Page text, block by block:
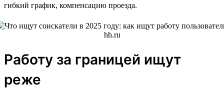
гибкий график, компенсацию проезда.
Работу за границей ищут
реже